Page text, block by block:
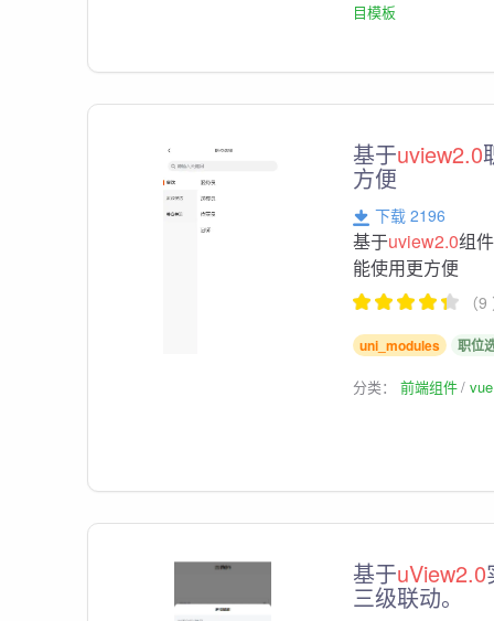
目模板
基于uview2.0
方便
下载 2196
基于uview2.0组
能使用更方便
（
uni_modules 职位
分类：前端组件
基于uView2.0
三级联动。